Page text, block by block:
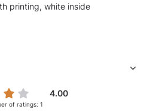
printing, white inside
4.00
of ratings: 1